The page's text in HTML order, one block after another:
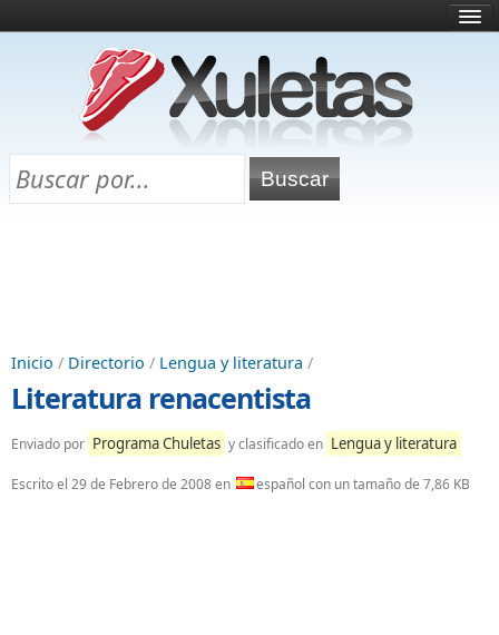
¿Qué es esto?
Directorio
Chuletas para exámenes
Inicio / Directorio / Lengua y literatura /
Literatura renacentista
Enviado por Programa Chuletas y clasificado en Lengua y literatura
Escrito el 29 de Febrero de 2008en español con un tamaño de 7,86 KB